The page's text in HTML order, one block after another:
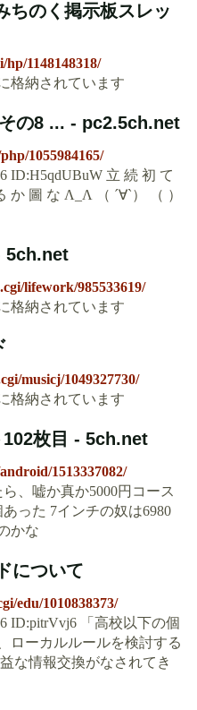
のく掲示板スレッ
hp/1148148318/
格納されています
その8 ... - pc2.5ch.net
1055984165/
ID:H5qdUBuW 立 続 初 て
か 圖 な Λ_Λ （ ´∀`） （ ）
5ch.net
lifework/985533619/
格納されています
musicj/1049327730/
格納されています
枚目 - 5ch.net
1513337082/
、嘘か真か5000円コース
った 7インチの奴は6980
かな
について
edu/1010838373/
ID:pitrVvj6 「高校以下の個
ローカルルールを検討する
な情報交換がなされてき